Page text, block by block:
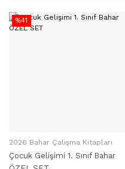
%41
SEPETE EKLE
2026 Bahar Çalışma Kitapları
Çocuk Gelişimi 1. Sınıf Bahar